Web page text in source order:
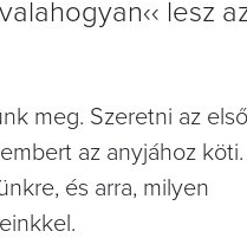
lesz
meg. Szeretni az első
az anyjához köti.
és arra, milyen